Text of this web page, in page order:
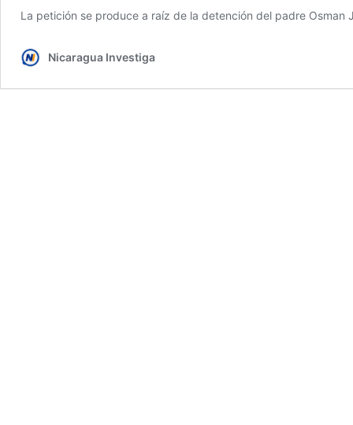
La petición se produce a raíz de la detención del padre
Nicaragua Investiga